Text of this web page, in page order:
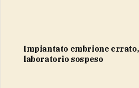
impiantato embrione errato,
laboratorio sospeso